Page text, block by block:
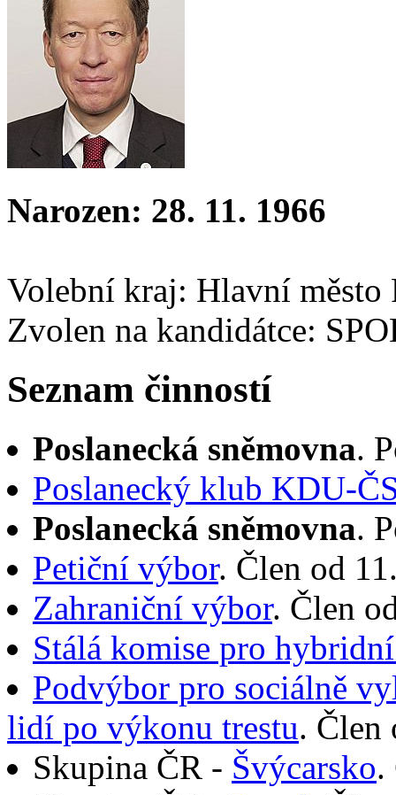
Narozen: 28. 11. 1966
Volební kraj: Hlavní město
Zvolen na kandidátce:
Seznam činností
Poslanecká sněmovna.
Poslanecký klub KDU-
Poslanecká sněmovna.
Petiční výbor. Člen od
Zahraniční výbor. Člen
Stálá komise pro
Podvýbor pro sociálně
lidí po výkonu trestu. Člen
Skupina ČR - Švýcarsko.